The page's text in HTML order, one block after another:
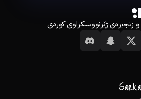
زنجیرەی ژێرنووسکراوی کوردی